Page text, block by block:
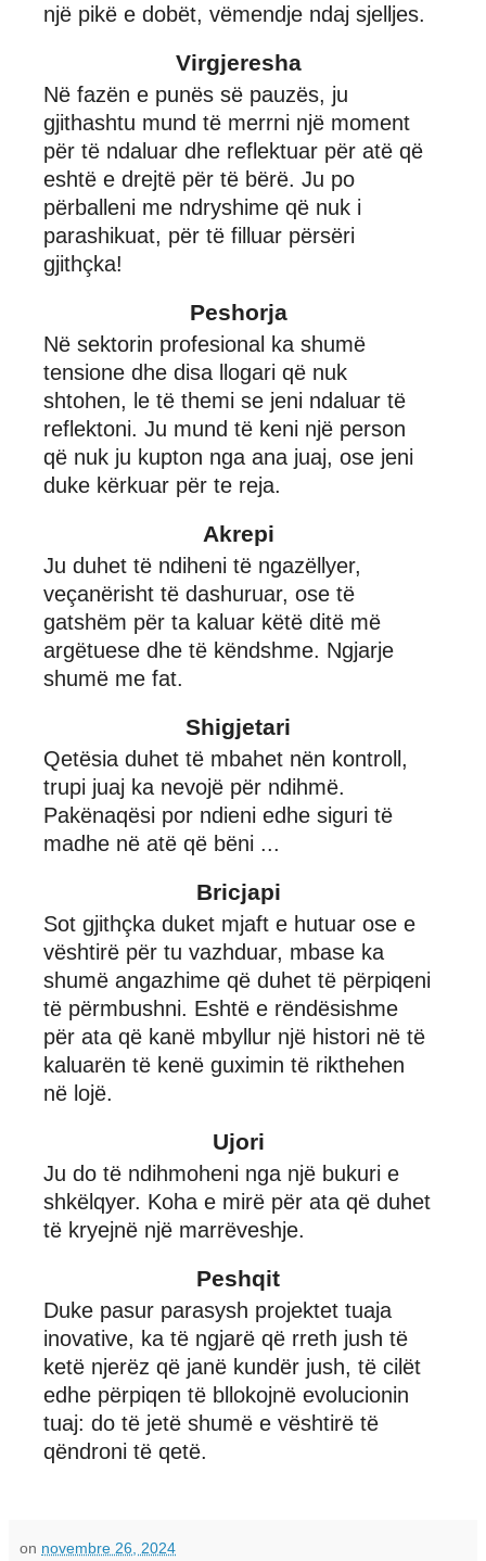
një pikë e dobët, vëmendje ndaj sjelljes.
Virgjeresha
Në fazën e punës së pauzës, ju
gjithashtu mund të merrni një moment
për të ndaluar dhe reflektuar për atë që
eshtë e drejtë për të bërë. Ju po
përballeni me ndryshime që nuk i
parashikuat, për të filluar përsëri
gjithçka!
Peshorja
Në sektorin profesional ka shumë
tensione dhe disa llogari që nuk
shtohen, le të themi se jeni ndaluar të
reflektoni. Ju mund të keni një person
që nuk ju kupton nga ana juaj, ose jeni
duke kërkuar për te reja.
Akrepi
Ju duhet të ndiheni të ngazëllyer,
veçanërisht të dashuruar, ose të
gatshëm për ta kaluar këtë ditë më
argëtuese dhe të këndshme. Ngjarje
shumë me fat.
Shigjetari
Qetësia duhet të mbahet nën kontroll,
trupi juaj ka nevojë për ndihmë.
Pakënaqësi por ndieni edhe siguri të
madhe në atë që bëni ...
Bricjapi
Sot gjithçka duket mjaft e hutuar ose e
vështirë për tu vazhduar, mbase ka
shumë angazhime që duhet të përpiqeni
të përmbushni. Eshtë e rëndësishme
për ata që kanë mbyllur një histori në të
kaluarën të kenë guximin të rikthehen
në lojë.
Ujori
Ju do të ndihmoheni nga një bukuri e
shkëlqyer. Koha e mirë për ata që duhet
të kryejnë një marrëveshje.
Peshqit
Duke pasur parasysh projektet tuaja
inovative, ka të ngjarë që rreth jush të
ketë njerëz që janë kundër jush, të cilët
edhe përpiqen të bllokojnë evolucionin
tuaj: do të jetë shumë e vështirë të
qëndroni të qetë.
on novembre 26, 2024